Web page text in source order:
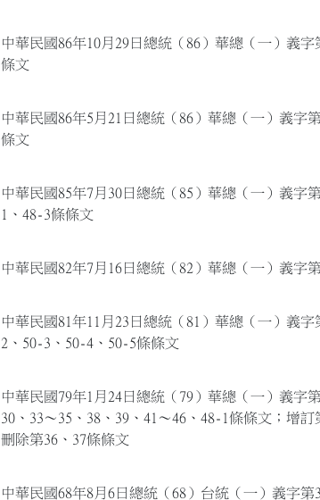
中華民國86年10月29日總統（86）華總（一）義字
條文
中華民國86年5月21日總統（86）華總（一）義字
條文
中華民國85年7月30日總統（85）華總（一）義字
1、48-3條條文
中華民國82年7月16日總統（82）華總（一）義字
中華民國81年11月23日總統（81）華總（一）義
2、50-3、50-4、50-5條條文
中華民國79年1月24日總統（79）華總（一）義字
30、33～35、38、39、41～46、48-1條條文；增
刪除第36、37條條文
中華民國68年8月6日總統（68）台統（一）義字